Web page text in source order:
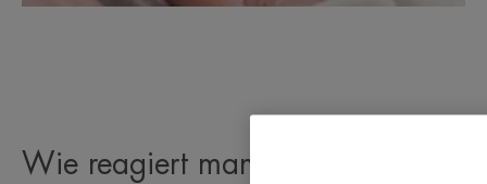
Wie reagiert man als